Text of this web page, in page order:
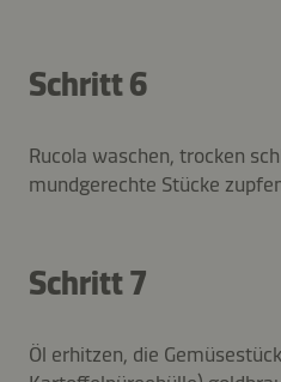
Schritt 6
Rucola waschen, trocken
mundgerechte Stücke
Schritt 7
Öl erhitzen, die